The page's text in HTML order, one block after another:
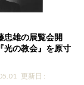
忠雄の展覧会開
の教会』を原寸
更新日 :